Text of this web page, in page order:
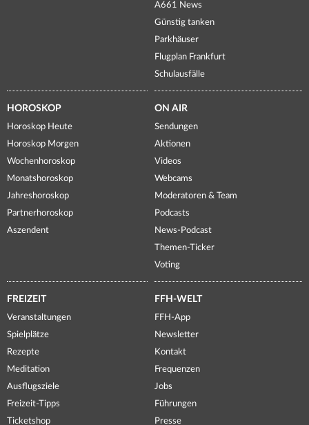
A661 News
Günstig tanken
Parkhäuser
Flugplan Frankfurt
Schulausfälle
HOROSKOP
Horoskop Heute
Horoskop Morgen
Wochenhoroskop
Monatshoroskop
Jahreshoroskop
Partnerhoroskop
Aszendent
ON AIR
Sendungen
Aktionen
Videos
Webcams
Moderatoren & Team
Podcasts
News-Podcast
Themen-Ticker
Voting
FREIZEIT
Veranstaltungen
Spielplätze
Rezepte
Meditation
Ausflugsziele
Freizeit-Tipps
Ticketshop
FFH-WELT
FFH-App
Newsletter
Kontakt
Frequenzen
Jobs
Führungen
Presse